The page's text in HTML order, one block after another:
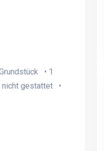
• 1
nicht gestattet •